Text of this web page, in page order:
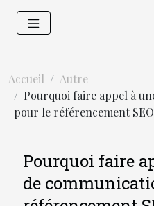
Accueil
Autre
Pourquoi faire appel à
pour le référencement
Pourquoi faire
de